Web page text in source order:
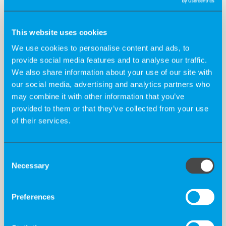
This website uses cookies
We use cookies to personalise content and ads, to
provide social media features and to analyse our traffic.
We also share information about your use of our site with
our social media, advertising and analytics partners who
may combine it with other information that you’ve
provided to them or that they’ve collected from your use
of their services.
Selection
Necessary
Preferences
helfen, Erfolgsraten in klinischen Studien zu
erhöhen.
In derMedizinhilft KI bei der Prävention,
Diagnostik (z. B. KI-basierte Bildgebungsbefunde)
bis hin zu Unterstützung bei administrativen,
operativen und standardisierten Reporting-
Aufgaben. KI optimiert somit personalisierte
Mit Blick auf den Menschen im Unternehmen räumte